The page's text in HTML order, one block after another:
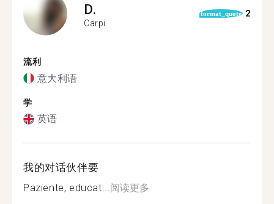
D.
Carpi
format_quote 2
流利
意大利语
学
英语
我的对话伙伴要
Paziente, educat...阅读更多